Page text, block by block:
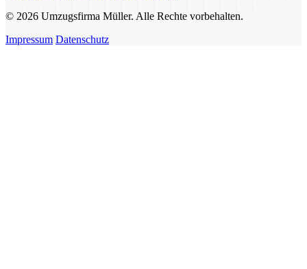
© 2026 Umzugsfirma Müller. Alle Rechte vorbehalten.
Impressum Datenschutz